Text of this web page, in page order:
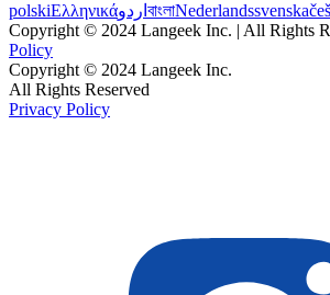
polskiΕλληνικάاردو বাংলাNederlandssvenska
Copyright © 2024 Langeek Inc. | All Rights
Policy
Copyright © 2024 Langeek Inc.
All Rights Reserved
Privacy Policy